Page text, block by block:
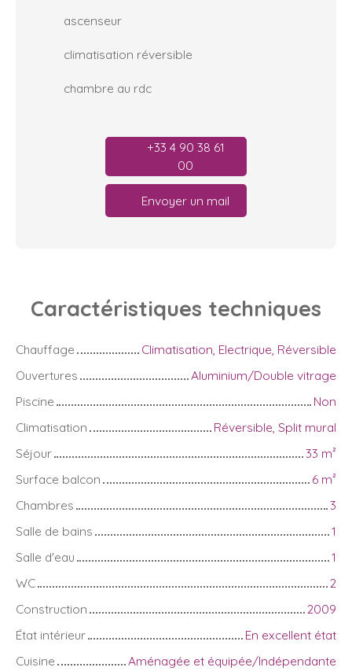
ascenseur
climatisation réversible
chambre au rdc
+33 4 90 38 61
00
Envoyer un mail
Caractéristiques techniques
Chauffage
Climatisation, Electrique, Réversible
Ouvertures
Aluminium/Double vitrage
Piscine
Non
Climatisation
Réversible, Split mural
Séjour
33 m²
Surface balcon
6 m²
Chambres
3
Salle de bains
1
Salle d'eau
1
WC
2
Construction
2009
État intérieur
En excellent état
Cuisine
Aménagée et équipée/Indépendante